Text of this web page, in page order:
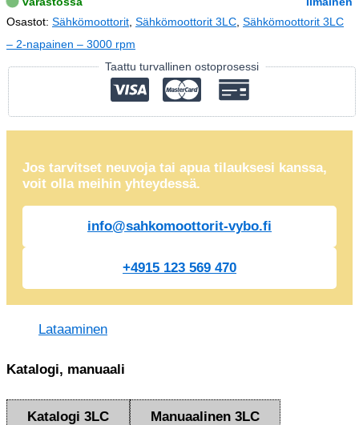
Osastot: Sähkömoottorit Sähkömoottorit 3LC Sähkömoottorit 3LC
– 2-napainen – 3000 rpm
Taattu turvallinen ostoprosessi
Jos tarvitset neuvoja tai apua tilauksesi kanssa,
voit olla meihin yhteydessä.
info@sahkomoottorit-vybo.fi
+4915 123 569 470
Lataaminen
Katalogi, manuaali
Katalogi 3LC Manuaalinen 3LC